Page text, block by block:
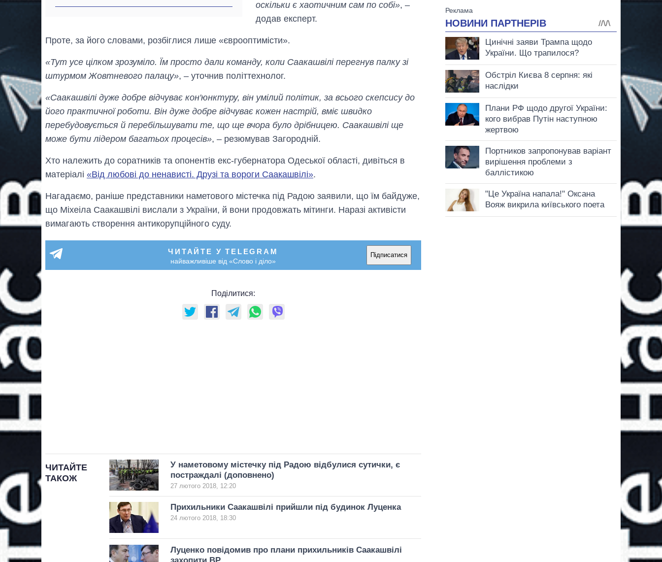
оскільки є хаотичним сам по собі», –
додав експерт.
Проте, за його словами, розбіглися лише «єврооптимісти».
«Тут усе цілком зрозуміло. Їм просто дали команду, коли Саакашвілі перегнув палку зі
штурмом Жовтневого палацу», – уточнив політтехнолог.
«Саакашвілі дуже добре відчуває кон'юнктуру, він умілий політик, за всього скепсису до
його практичної роботи. Він дуже добре відчуває кожен настрій, вміє швидко
перебудовується й перебільшувати те, що ще вчора було дрібницею. Саакашвілі ще
може бути лідером багатьох процесів», – резюмував Загородній.
Хто належить до соратників та опонентів екс-губернатора Одеської області, дивіться в
матеріалі «Від любові до ненависті. Друзі та вороги Саакашвілі».
Нагадаємо, раніше представники наметового містечка під Радою заявили, що їм байдуже,
що Міхеіла Саакашвілі вислали з України, й вони продовжать мітинги. Наразі активісти
вимагають створення антикорупційного суду.
ЧИТАЙТЕ У TELEGRAM
найважливіше від «Слово і діло»
Підписатися
Поділитися:
ЧИТАЙТЕ
ТАКОЖ
У наметовому містечку під Радою відбулися сутички, є
постраждалі (доповнено)
27 лютого 2018, 12:20
Прихильники Саакашвілі прийшли під будинок Луценка
24 лютого 2018, 18:30
Луценко повідомив про плани прихильників Саакашвілі
захопити ВР